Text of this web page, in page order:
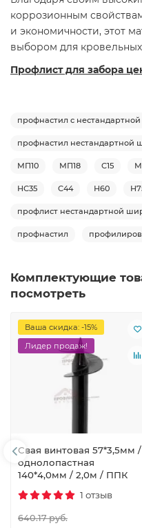
коррозионным
и экономичности, этот
выбором для
Профлист для забора
профнастил с
профнастил нестандартной
МП10 МП18 С15
НС35 С44 Н60
профлист нестандартной
профнастил
Комплектующие
посмотреть
Ваша скидка: -15%
Лидер продаж!
Свая винтовая 57*3,5мм /
однолопастная
140*4,0мм / 2,0м / ППК
1 отзыв
640.17 руб.